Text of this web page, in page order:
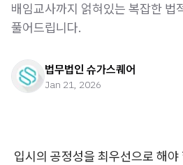
배임교사까지 얽혀있는 복잡한 법
풀어드립니다.
법무법인 슈가스퀘어
Jan 21, 2026
입시의 공정성을 최우선으로 해